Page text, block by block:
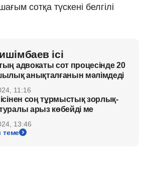
сотқа түскені белгілі
ісі
адвокаты сот процесінде 20
анықталғанын мәлімдеді
11:16
соң тұрмыстық зорлық-
арыз көбейді ме
13:46
теме